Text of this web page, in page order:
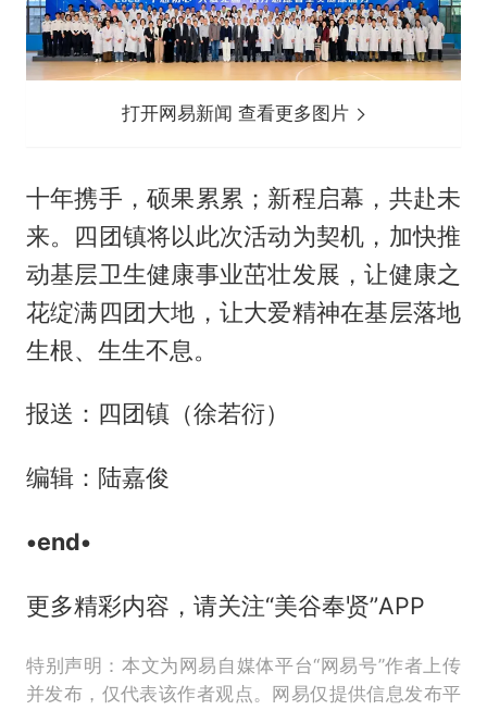
打开网易新闻 查看更多图片
十年携手，硕果累累；新程启幕，共赴未
来。四团镇将以此次活动为契机，加快推
动基层卫生健康事业茁壮发展，让健康之
花绽满四团大地，让大爱精神在基层落地
生根、生生不息。
报送：四团镇（徐若衍）
编辑：陆嘉俊
•end•
更多精彩内容，请关注“美谷奉贤”APP
特别声明：本文为网易自媒体平台“网易号”作者上传
并发布，仅代表该作者观点。网易仅提供信息发布平